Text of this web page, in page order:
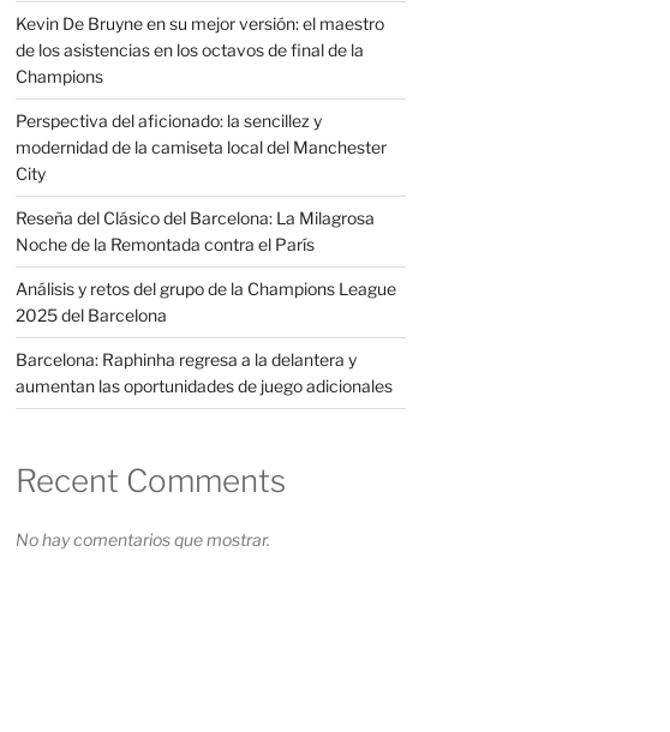
Kevin De Bruyne en su mejor versión: el maestro
de los asistencias en los octavos de final de la
Champions
Perspectiva del aficionado: la sencillez y
modernidad de la camiseta local del Manchester
City
Reseña del Clásico del Barcelona: La Milagrosa
Noche de la Remontada contra el París
Análisis y retos del grupo de la Champions League
2025 del Barcelona
Barcelona: Raphinha regresa a la delantera y
aumentan las oportunidades de juego adicionales
Recent Comments
No hay comentarios que mostrar.